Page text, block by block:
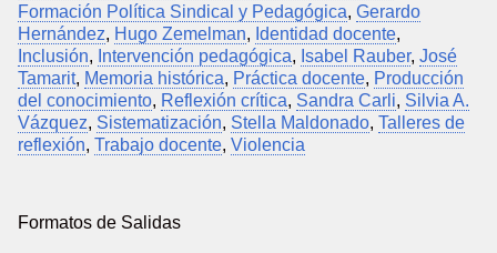
Formación Política Sindical y Pedagógica, Gerardo
Hernández, Hugo Zemelman, Identidad docente,
Inclusión, Intervención pedagógica, Isabel Rauber, José
Tamarit, Memoria histórica, Práctica docente, Producción
del conocimiento, Reflexión crítica, Sandra Carli, Silvia A.
Vázquez, Sistematización, Stella Maldonado, Talleres de
reflexión, Trabajo docente, Violencia
Formatos de Salidas